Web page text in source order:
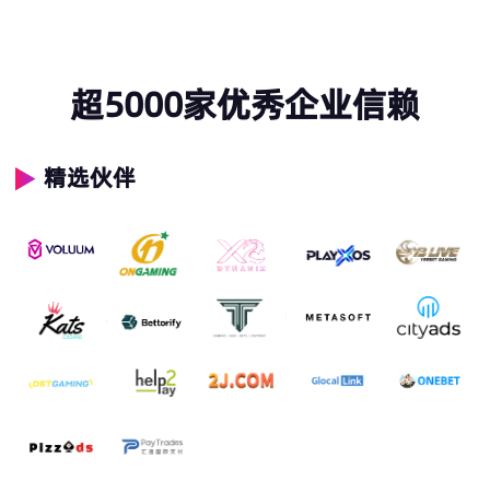
超5000家优秀企业信赖
精选伙伴